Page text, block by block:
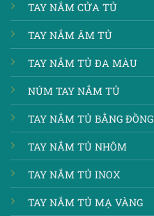
TAY NẮM CỬA TỦ
TAY NẮM ÂM TỦ
TAY NẮM TỦ ĐA MÀU
NÚM TAY NẮM TỦ
TAY NẮM TỦ BẰNG ĐỒNG
TAY NẮM TỦ NHÔM
TAY NẮM TỦ INOX
TAY NẮM TỦ MẠ VÀNG